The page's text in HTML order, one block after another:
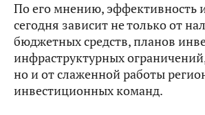
По его мнению, эффективность
сегодня зависит не только от
бюджетных средств, планов
инфраструктурных
но и от слаженной работы
инвестиционных команд.